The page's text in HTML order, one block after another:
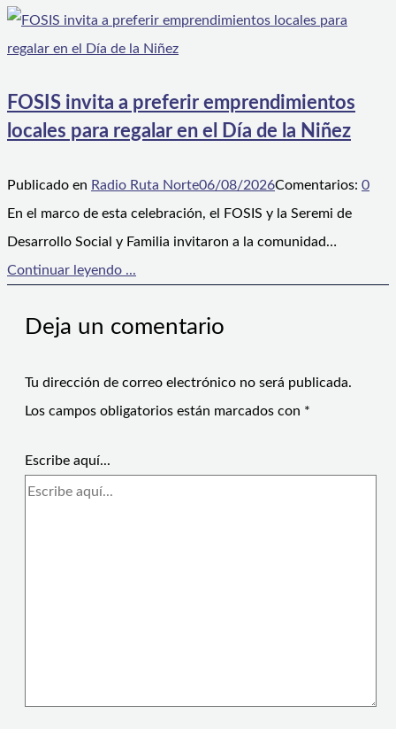
FOSIS invita a preferir emprendimientos
locales para regalar en el Día de la Niñez
Publicado en Radio Ruta Norte06/08/2026Comentarios: 0
En el marco de esta celebración, el FOSIS y la Seremi de
Desarrollo Social y Familia invitaron a la comunidad…
Continuar leyendo ...
Deja un comentario
Tu dirección de correo electrónico no será publicada.
Los campos obligatorios están marcados con *
Escribe aquí...